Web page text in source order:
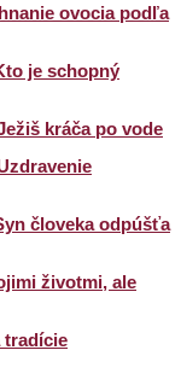
ovocia podľa
je schopný
kráča po vode
človeka odpúšťa
životmi, ale
tradície